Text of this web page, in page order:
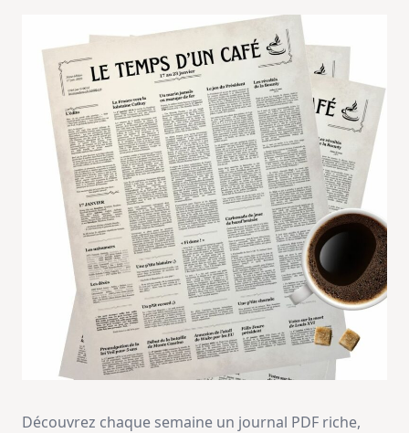
Découvrez chaque semaine un journal PDF riche,